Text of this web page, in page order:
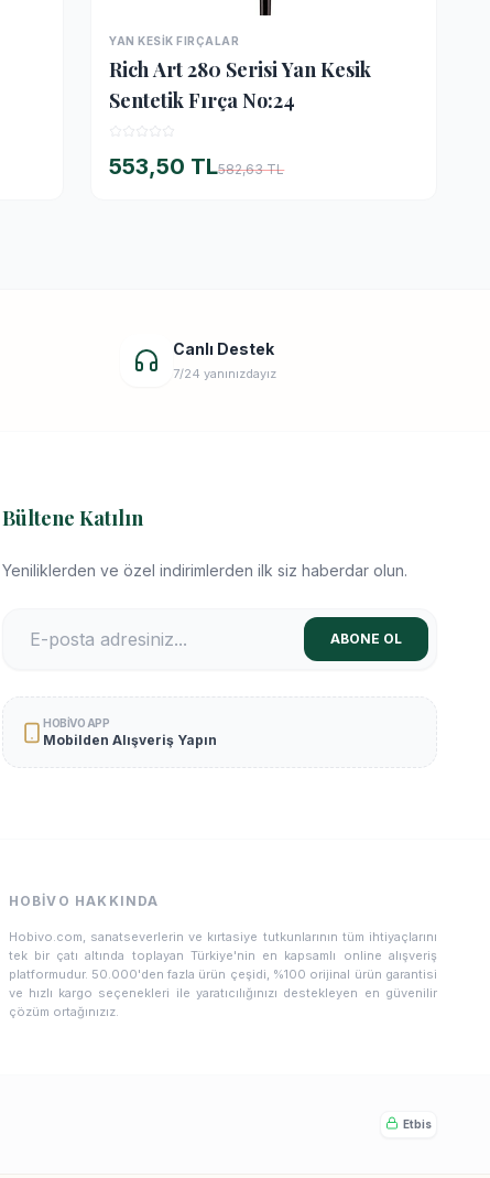
YAN KESIK FIRÇALAR
Rich Art 280 Serisi Yan Kesik
Sentetik Fırça No:24
553,50 TL582,63 TL
Canlı Destek
7/24 yanınızdayız
Bültene Katılın
Yeniliklerden ve özel indirimlerden ilk siz haberdar olun.
ABONE OL
HOBIVO APP
Mobilden Alışveriş Yapın
HOBIVO HAKKINDA
Hobivo.com, sanatseverlerin ve kırtasiye tutkunlarının tüm ihtiyaçlarını
tek bir çatı altında toplayan Türkiye'nin en kapsamlı online alışveriş
platformudur. 50.000'den fazla ürün çeşidi, %100 orijinal ürün garantisi
ve hızlı kargo seçenekleri ile yaratıcılığınızı destekleyen en güvenilir
çözüm ortağınızız.
Etbis